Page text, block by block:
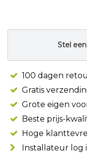
Stel
100 dagen
Gratis
Grote eigen
Beste prijs-
Hoge
Installateur log